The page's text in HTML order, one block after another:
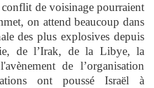
conflit de voisinage pourraient
on attend beaucoup dans
des plus explosives depuis
de l’Irak, de la Libye, la
de l’organisation
ont poussé Israël à